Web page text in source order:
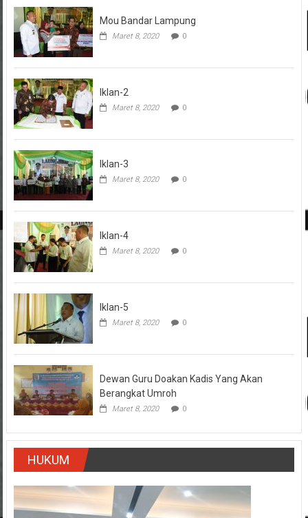
Mou Bandar Lampung
Maret 8, 2020 0
Iklan-2
Maret 8, 2020 0
Iklan-3
Maret 8, 2020 0
Iklan-4
Maret 8, 2020 0
Iklan-5
Maret 8, 2020 0
Dewan Guru Doakan Kadis Yang Akan
Berangkat Umroh
Maret 8, 2020 0
HUKUM